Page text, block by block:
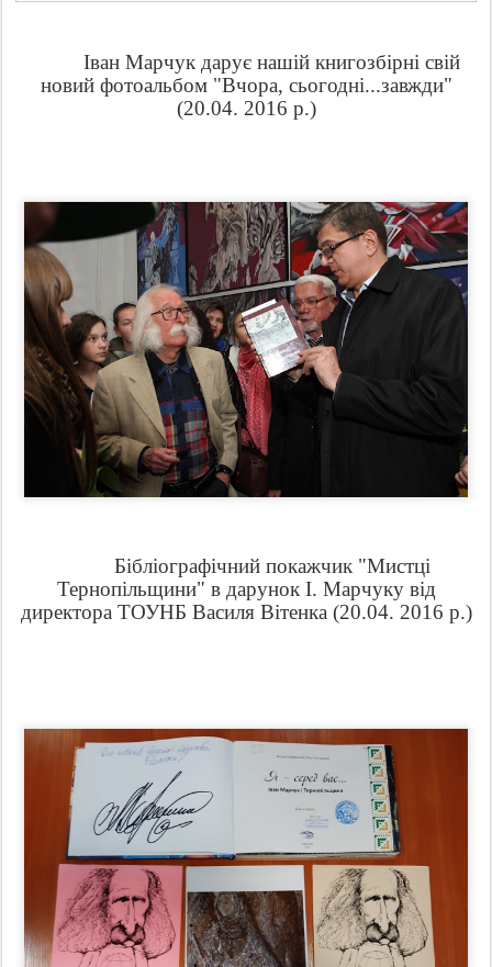
Іван Марчук дарує нашій книгозбірні свій
новий фотоальбом "Вчора, сьогодні...завжди"
(20.04. 2016 р.)
Бібліографічний покажчик "Мистці
Тернопільщини" в дарунок І. Марчуку від
директора ТОУНБ Василя Вітенка (20.04. 2016 р.)